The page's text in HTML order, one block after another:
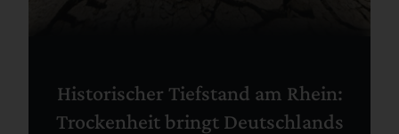
Historischer Tiefstand am Rhein:
Trockenheit bringt Deutschlands